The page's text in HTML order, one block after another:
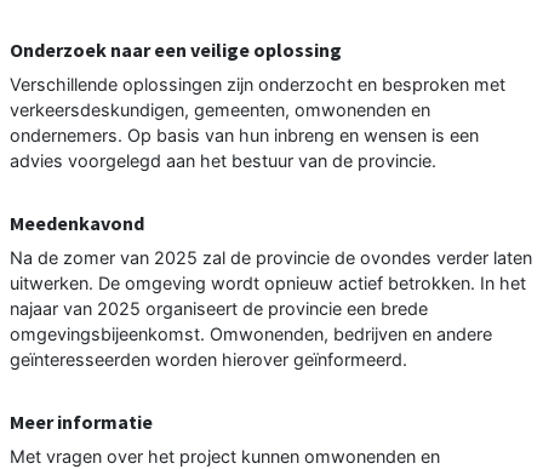
Onderzoek naar een veilige oplossing
Verschillende oplossingen zijn onderzocht en besproken met
verkeersdeskundigen, gemeenten, omwonenden en
ondernemers. Op basis van hun inbreng en wensen is een
advies voorgelegd aan het bestuur van de provincie.
Meedenkavond
Na de zomer van 2025 zal de provincie de ovondes verder laten
uitwerken. De omgeving wordt opnieuw actief betrokken. In het
najaar van 2025 organiseert de provincie een brede
omgevingsbijeenkomst. Omwonenden, bedrijven en andere
geïnteresseerden worden hierover geïnformeerd.
Meer informatie
Met vragen over het project kunnen omwonenden en